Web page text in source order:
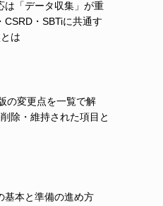
は「データ収集」が重
CSRD・SBTiに共通す
は
の変更点を一覧で解
除・維持された項目と
基本と準備の進め方